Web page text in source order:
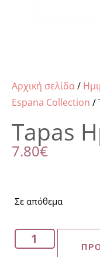
Αρχική σελίδα/
Espana Collection /
Tapas
7.80€
Σε απόθεμα